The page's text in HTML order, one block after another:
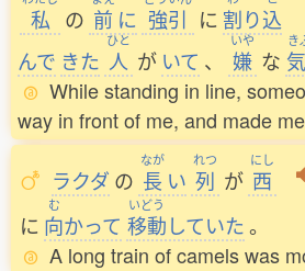
私 の 前 に 強引 に 割り込
んで きた
ひと
人 が いて 、
いや
嫌 な
き
While standing in line,
way in front of me, and made
ラクダ の
なが
長 い
れつ
列 が
にし
西
に
む
向かって
いどう
移動していた。
A long train of camels was